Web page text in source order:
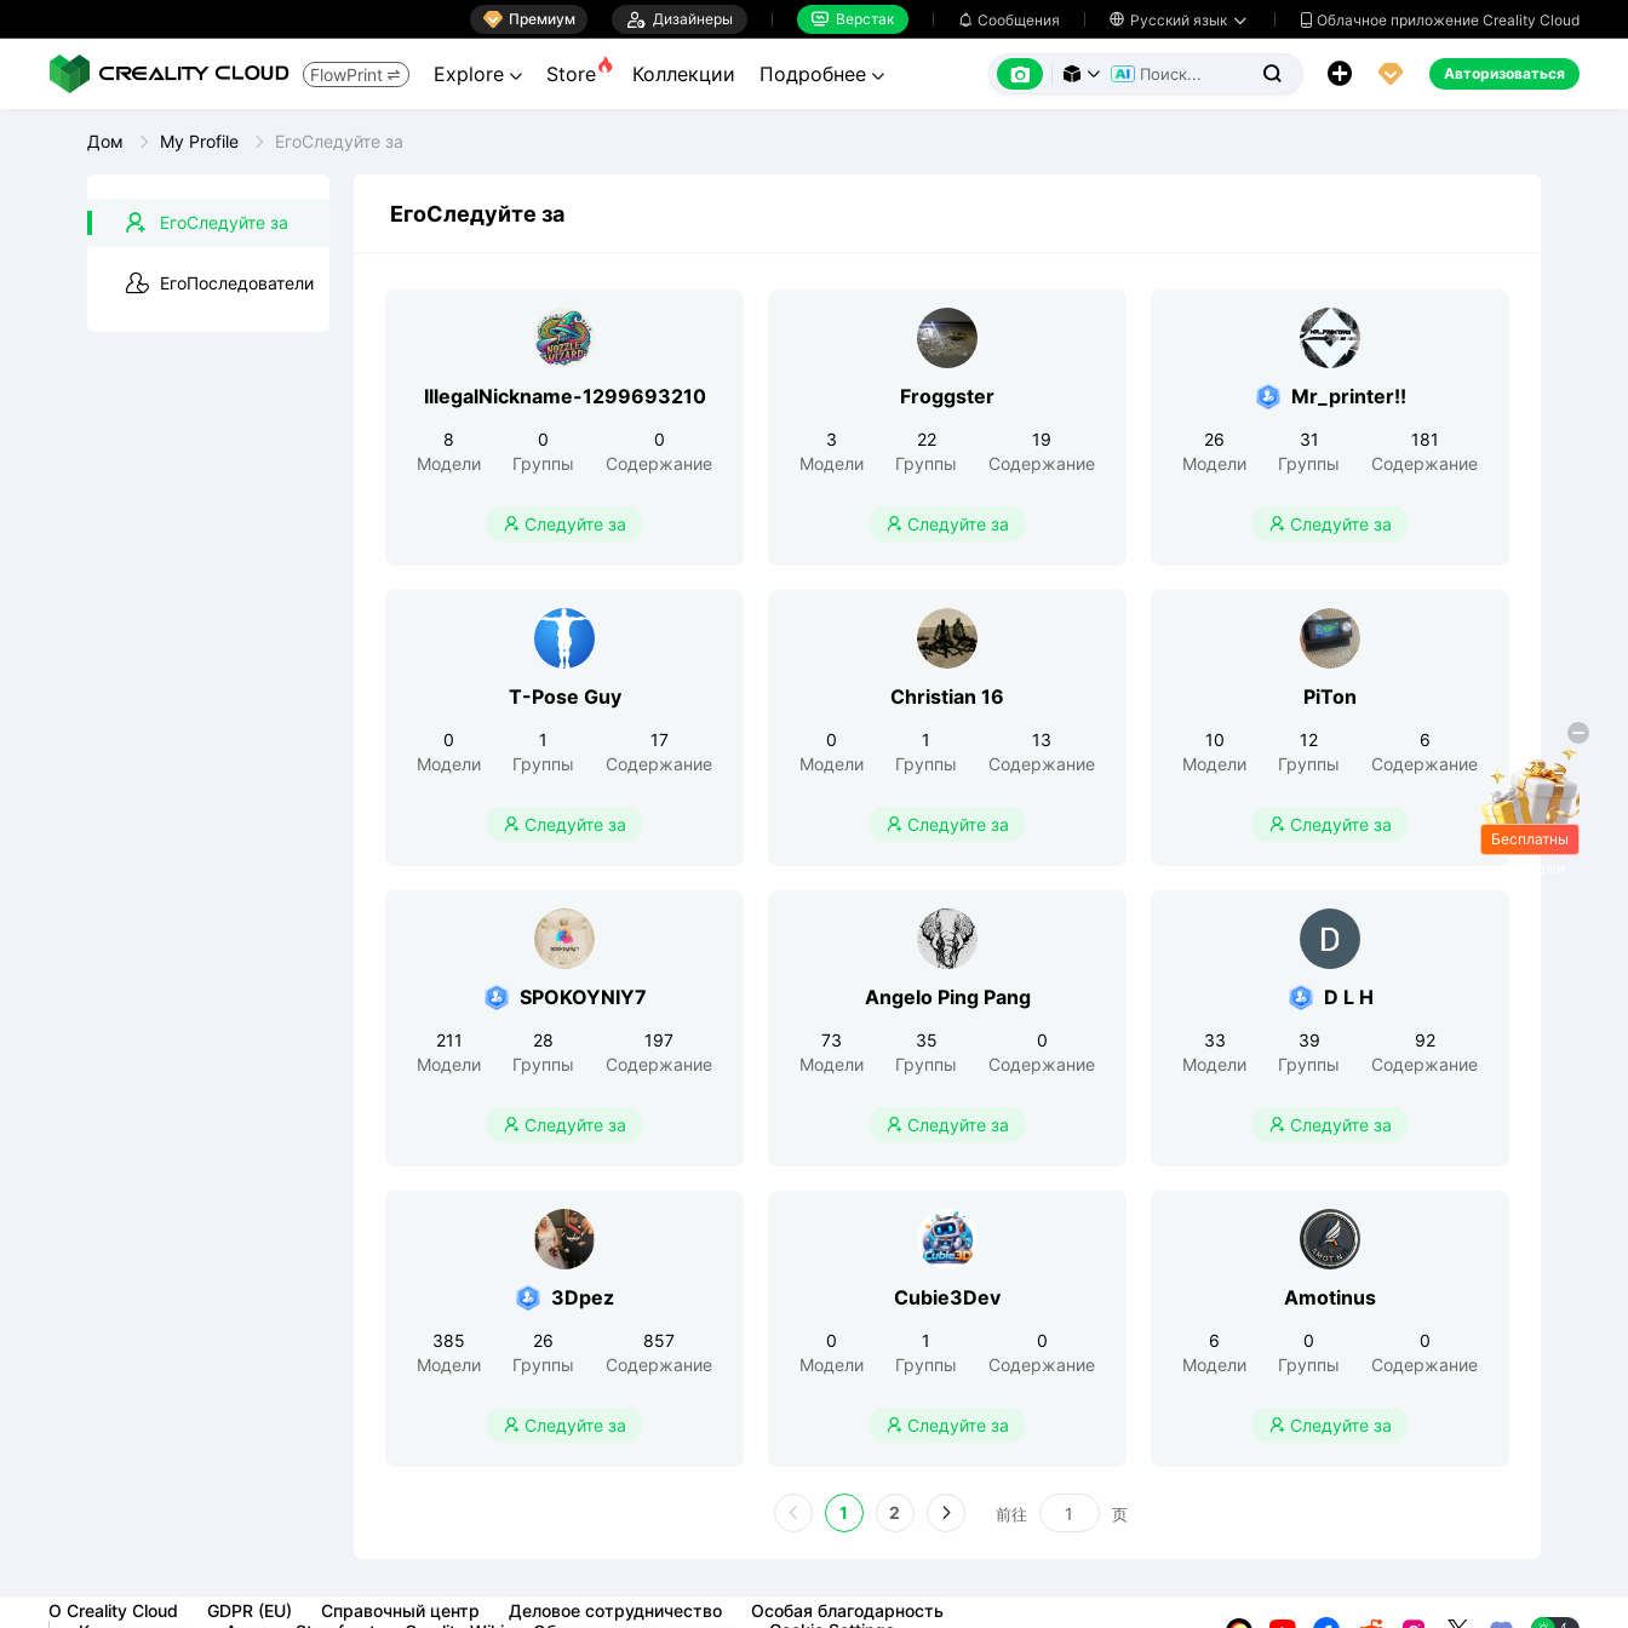
 Премиум  Дизайнеры  Верстак  Сообщения  Русский язык   Облачное приложение Creality Cloud
FlowPrint  Explore  Store Коллекции Подробнее        Авторизоваться
Дом My Profile ЕгоСледуйте за
ЕгоСледуйте за
ЕгоПоследователи
ЕгоСледуйте за
IllegalNickname-1299693210
8
Модели
0
Группы
0
Содержание
 Следуйте за
Froggster
3
Модели
22
Группы
19
Содержание
 Следуйте за
Mr_printer!!
26
Модели
31
Группы
181
Содержание
 Следуйте за
T-Pose Guy
0
Модели
1
Группы
17
Содержание
 Следуйте за
Christian 16
0
Модели
1
Группы
13
Содержание
 Следуйте за
PiTon
10
Модели
12
Группы
6
Содержание
 Следуйте за
SPOKOYNIY7
211
Модели
28
Группы
197
Содержание
 Следуйте за
Angelo Ping Pang
73
Модели
35
Группы
0
Содержание
 Следуйте за
D L H
33
Модели
39
Группы
92
Содержание
 Следуйте за
3Dpez
385
Модели
26
Группы
857
Содержание
 Следуйте за
Cubie3Dev
0
Модели
1
Группы
0
Содержание
 Следуйте за
Amotinus
6
Модели
0
Группы
0
Содержание
 Следуйте за
1 2 前往 页
О Creality Cloud GDPR (EU) Справочный центр Деловое сотрудничество
Особая благодарность
Бесплатны